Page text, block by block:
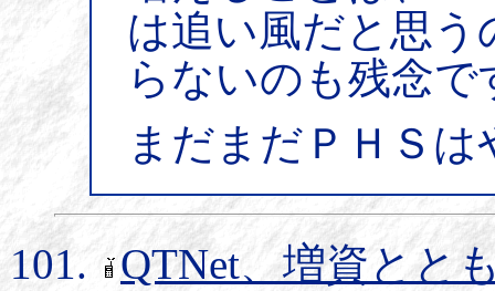
は追い風だと思
らないのも残念で
まだまだＰＨＳ
QTNet、増資とと